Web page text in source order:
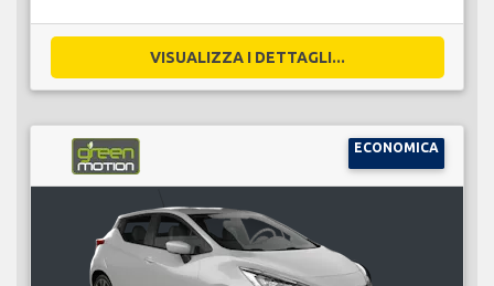
VISUALIZZA I DETTAGLI...
ECONOMICA